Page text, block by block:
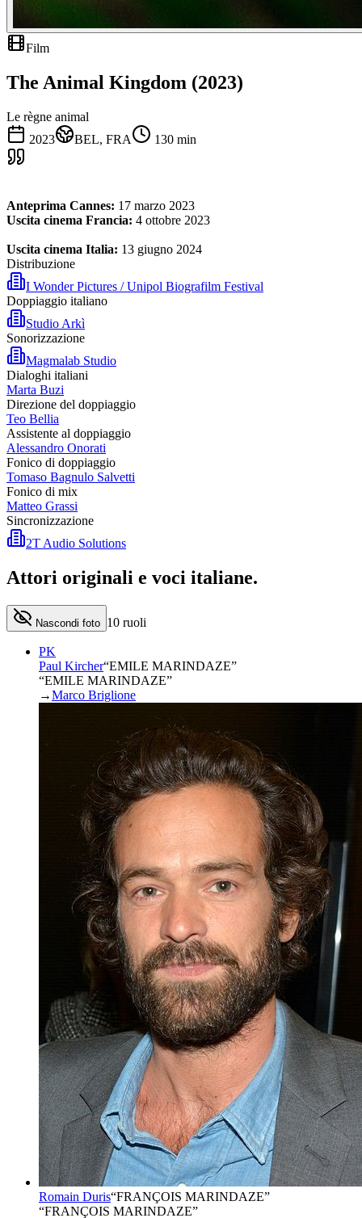
Film
The Animal Kingdom (2023)
Le règne animal
2023
BEL, FRA 130 min
Anteprima Cannes: 17 marzo 2023
Uscita cinema Francia: 4 ottobre 2023
Uscita cinema Italia: 13 giugno 2024
Distribuzione
I Wonder Pictures / Unipol Biografilm Festival
Doppiaggio italiano
Studio Arkì
Sonorizzazione
Magmalab Studio
Dialoghi italiani
Marta Buzi
Direzione del doppiaggio
Teo Bellia
Assistente al doppiaggio
Alessandro Onorati
Fonico di doppiaggio
Tomaso Bagnulo Salvetti
Fonico di mix
Matteo Grassi
Sincronizzazione
2T Audio Solutions
Attori originali e voci italiane.
Nascondi foto 10 ruoli
PK
Paul Kircher“EMILE MARINDAZE”
“EMILE MARINDAZE”
→Marco Briglione
Romain Duris“FRANÇOIS MARINDAZE”
“FRANÇOIS MARINDAZE”